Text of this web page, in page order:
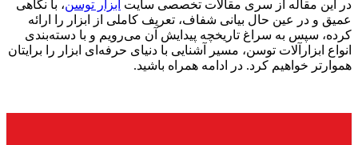
در این مقاله از سری مقالات تخصصی سایت ابزار توسن، با نگاهی
عمیق و در عین حال بیانی شفاف، تعریف کاملی از ابزار را ارائه
کرده، سپس به سراغ تاریخچه پیدایش آن می‌رویم و با دسته‌بندی
انواع ابزارآلات توسن، مسیر آشنایی با دنیای حرفه‌ای ابزار را برایتان
هموارتر خواهیم کرد. در ادامه همراه باشید.